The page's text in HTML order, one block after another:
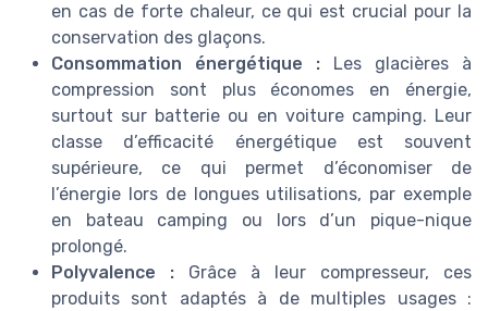
en cas de forte chaleur, ce qui est crucial pour la
conservation des glaçons.
Consommation énergétique : Les glacières à
compression sont plus économes en énergie,
surtout sur batterie ou en voiture camping. Leur
classe d’efficacité énergétique est souvent
supérieure, ce qui permet d’économiser de
l’énergie lors de longues utilisations, par exemple
en bateau camping ou lors d’un pique-nique
prolongé.
Polyvalence : Grâce à leur compresseur, ces
produits sont adaptés à de multiples usages :